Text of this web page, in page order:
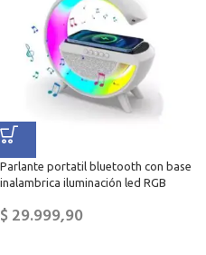
Parlante portatil bluetooth con base
inalambrica iluminación led RGB
$29.999,90